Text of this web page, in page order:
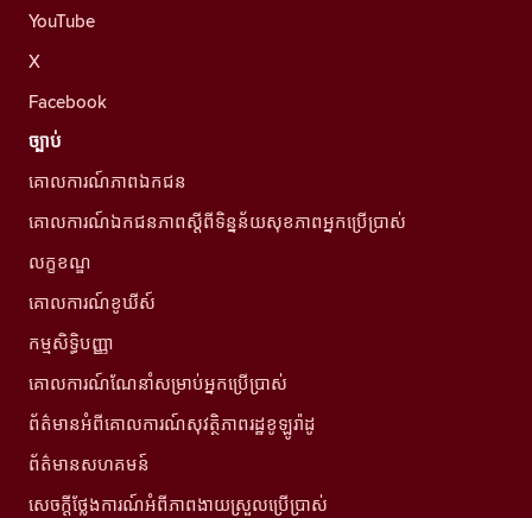
YouTube
X
Facebook
ច្បាប់
គោលការណ៍ភាពឯកជន
គោលការណ៍ឯកជនភាពស្ដីពីទិន្នន័យសុខភាពអ្នកប្រើប្រាស់
លក្ខខណ្ឌ
គោលការណ៍ខូឃីស៍
កម្មសិទ្ធិបញ្ញា
គោលការណ៍ណែនាំសម្រាប់អ្នកប្រើប្រាស់
ព័ត៌មានអំពីគោលការណ៍សុវត្ថិភាពរដ្ឋខូឡូរ៉ាដូ
ព័ត៌មានសហគមន៍
សេចក្តីថ្លែងការណ៍អំពីភាពងាយស្រួលប្រើប្រាស់